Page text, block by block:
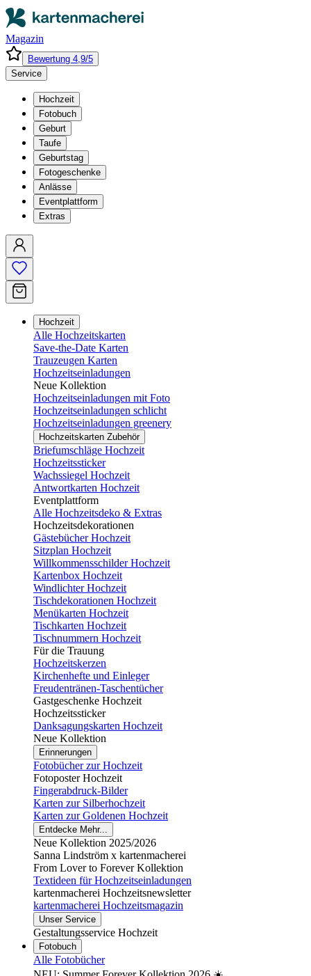
Magazin
Bewertung 4,9/5
Service
Hochzeit
Fotobuch
Geburt
Taufe
Geburtstag
Fotogeschenke
Anlässe
Eventplattform
Extras
Hochzeit
Alle Hochzeitskarten
Save-the-Date Karten
Trauzeugen Karten
Hochzeitseinladungen
Neue Kollektion
Hochzeitseinladungen mit Foto
Hochzeitseinladungen schlicht
Hochzeitseinladungen greenery
Hochzeitskarten Zubehör
Briefumschläge Hochzeit
Hochzeitssticker
Wachssiegel Hochzeit
Antwortkarten Hochzeit
Eventplattform
Alle Hochzeitsdeko & Extras
Hochzeitsdekorationen
Gästebücher Hochzeit
Sitzplan Hochzeit
Willkommensschilder Hochzeit
Kartenbox Hochzeit
Windlichter Hochzeit
Tischdekorationen Hochzeit
Menükarten Hochzeit
Tischkarten Hochzeit
Tischnummern Hochzeit
Für die Trauung
Hochzeitskerzen
Kirchenhefte und Einleger
Freudentränen-Taschentücher
Gastgeschenke Hochzeit
Hochzeitssticker
Danksagungskarten Hochzeit
Neue Kollektion
Erinnerungen
Fotobücher zur Hochzeit
Fotoposter Hochzeit
Fingerabdruck-Bilder
Karten zur Silberhochzeit
Karten zur Goldenen Hochzeit
Entdecke Mehr...
Neue Kollektion 2025/2026
Sanna Lindström x kartenmacherei
From Lover to Forever Kollektion
Textideen für Hochzeitseinladungen
kartenmacherei Hochzeitsnewsletter
kartenmacherei Hochzeitsmagazin
Unser Service
Gestaltungsservice Hochzeit
Fotobuch
Alle Fotobücher